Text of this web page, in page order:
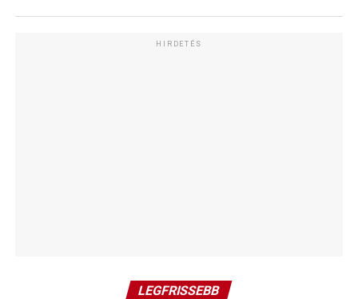
HIRDETÉS
LEGFRISSEBB